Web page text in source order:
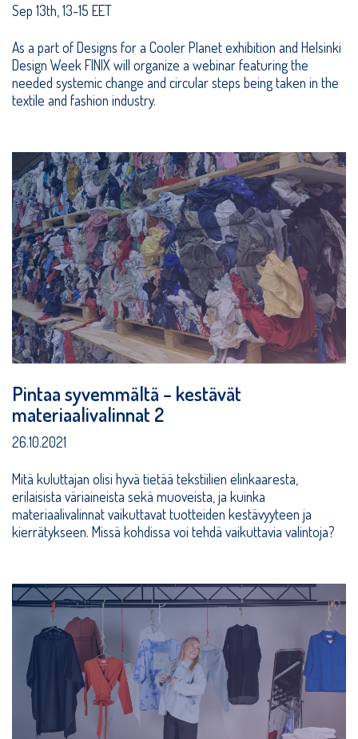
Sep 13th, 13-15 EET
As a part of Designs for a Cooler Planet exhibition and Helsinki
Design Week FINIX will organize a webinar featuring the
needed systemic change and circular steps being taken in the
textile and fashion industry.
Pintaa syvemmältä – kestävät
materiaalivalinnat 2
26.10.2021
Mitä kuluttajan olisi hyvä tietää tekstiilien elinkaaresta,
erilaisista väriaineista sekä muoveista, ja kuinka
materiaalivalinnat vaikuttavat tuotteiden kestävyyteen ja
kierrätykseen. Missä kohdissa voi tehdä vaikuttavia valintoja?